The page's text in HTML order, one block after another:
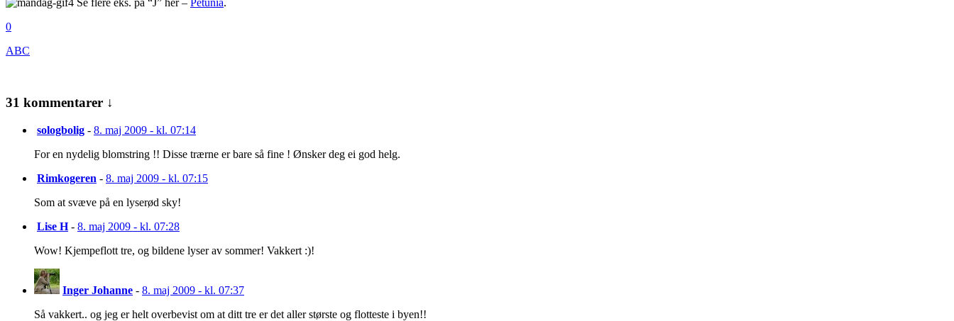
Se flere eks. på “J” her – Petunia.
0
ABC
31 kommentarer ↓
sologbolig - 8. maj 2009 - kl. 07:14
For en nydelig blomstring !! Disse trærne er bare så fine ! Ønsker deg ei god helg.
Rimkogeren - 8. maj 2009 - kl. 07:15
Som at svæve på en lyserød sky!
Lise H - 8. maj 2009 - kl. 07:28
Wow! Kjempeflott tre, og bildene lyser av sommer! Vakkert :)!
Inger Johanne - 8. maj 2009 - kl. 07:37
Så vakkert.. og jeg er helt overbevist om at ditt tre er det aller største og flotteste i byen!!